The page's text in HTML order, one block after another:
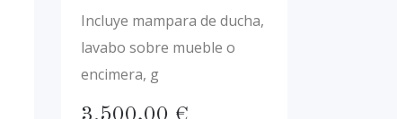
Incluye mampara de ducha,
lavabo sobre mueble o
encimera, g